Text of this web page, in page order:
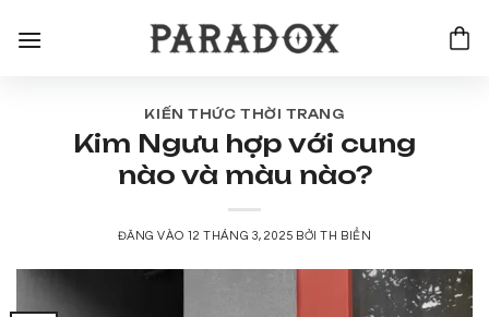
qua
KIẾN THỨC THỜI TRANG
Kim Ngưu hợp với cung
nào và màu nào?
ĐĂNG VÀO 12 THÁNG 3, 2025 BỞITH BIỂN